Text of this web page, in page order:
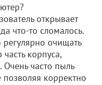
открывает
что-то сломалось.
очищать
корпуса,
Очень часто пыль
позволяя корректно